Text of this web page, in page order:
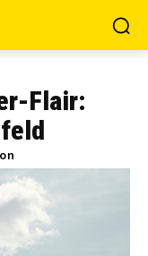
Flair: